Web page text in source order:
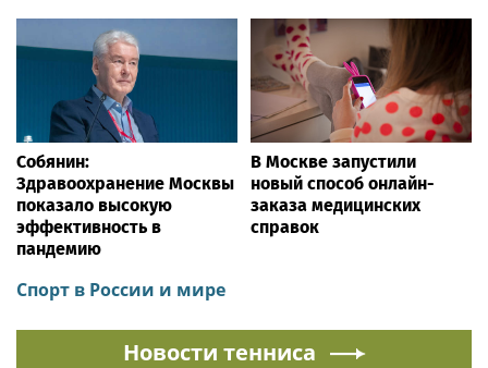
Собянин:
Здравоохранение Москвы
показало высокую
эффективность в
пандемию
В Москве запустили
новый способ онлайн-
заказа медицинских
справок
Спорт в России и мире
Новости тенниса